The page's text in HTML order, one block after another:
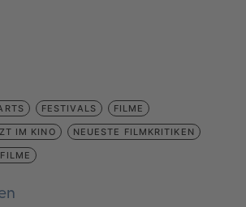
FESTIVALS FILME
IM KINO NEUESTE FILMKRITIKEN